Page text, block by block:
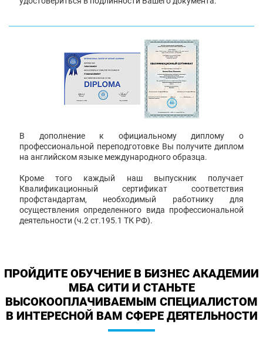
В дополнение к официальному диплому о
профессиональной переподготовке Вы получите диплом
на английском языке международного образца.
Кроме того каждый наш выпускник получает
Квалификационный сертификат соответствия
профстандартам, необходимый работнику для
осуществления определенного вида профессиональной
деятельности (ч.2 ст.195.1 ТК РФ).
ПРОЙДИТЕ ОБУЧЕНИЕ В БИЗНЕС АКАДЕМИИ
МБА СИТИ И СТАНЬТЕ
ВЫСОКООПЛАЧИВАЕМЫМ СПЕЦИАЛИСТОМ
В ИНТЕРЕСНОЙ ВАМ СФЕРЕ ДЕЯТЕЛЬНОСТИ